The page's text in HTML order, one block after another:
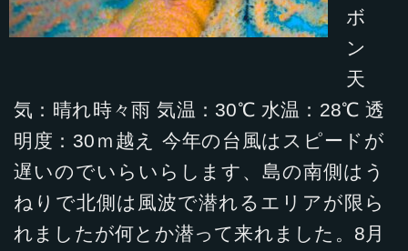
ボ
ン
天
気：晴れ時々雨 気温：30℃ 水温：28℃ 透
明度：30ｍ越え 今年の台風はスピードが
遅いのでいらいらします、島の南側はう
ねりで北側は風波で潜れるエリアが限ら
れましたが何とか潜って来れました。8月